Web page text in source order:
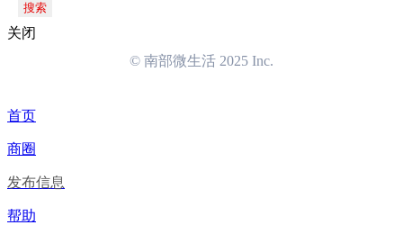
搜索
关闭
© 南部微生活 2025 Inc.
首页
商圈
发布信息
帮助